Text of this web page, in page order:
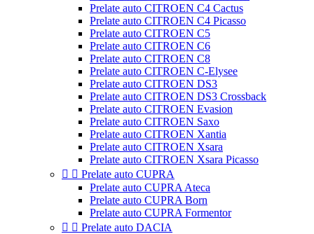
Prelate auto CITROEN C4 Cactus
Prelate auto CITROEN C4 Picasso
Prelate auto CITROEN C5
Prelate auto CITROEN C6
Prelate auto CITROEN C8
Prelate auto CITROEN C-Elysee
Prelate auto CITROEN DS3
Prelate auto CITROEN DS3 Crossback
Prelate auto CITROEN Evasion
Prelate auto CITROEN Saxo
Prelate auto CITROEN Xantia
Prelate auto CITROEN Xsara
Prelate auto CITROEN Xsara Picasso
  Prelate auto CUPRA
Prelate auto CUPRA Ateca
Prelate auto CUPRA Born
Prelate auto CUPRA Formentor
  Prelate auto DACIA